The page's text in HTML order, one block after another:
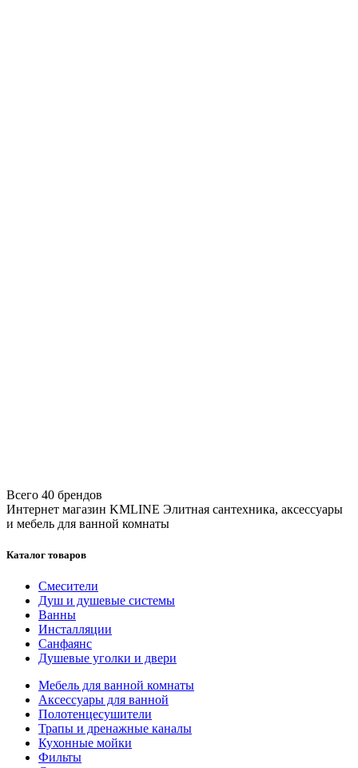
Всего 40 брендов
Интернет магазин KMLINE Элитная сантехника, аксессуары
и мебель для ванной комнаты
Каталог товаров
Смесители
Душ и душевые системы
Ванны
Инсталляции
Санфаянс
Душевые уголки и двери
Мебель для ванной комнаты
Аксессуары для ванной
Полотенцесушители
Трапы и дренажные каналы
Кухонные мойки
Фильты